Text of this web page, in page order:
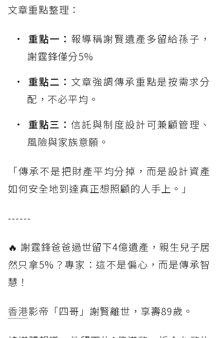
文章重點整理：
重點一： 報導稱謝賢遺產多留給孫子，
謝霆鋒僅分5%
重點二： 文章強調傳承重點是按需求分
配，不必平均。
重點三：信託與制度設計可兼顧管理、
風險與家族意願。
「傳承不是把財產平均分掉，而是設計資產
如何安全地到達真正想照顧的人手上。」
------
🔥 謝霆鋒爸爸過世留下4億遺產，親生兒子居
然只拿5%？專家：這不是偏心，而是傳承智
慧！
香港影帝「四哥」謝賢離世，享壽89歲。